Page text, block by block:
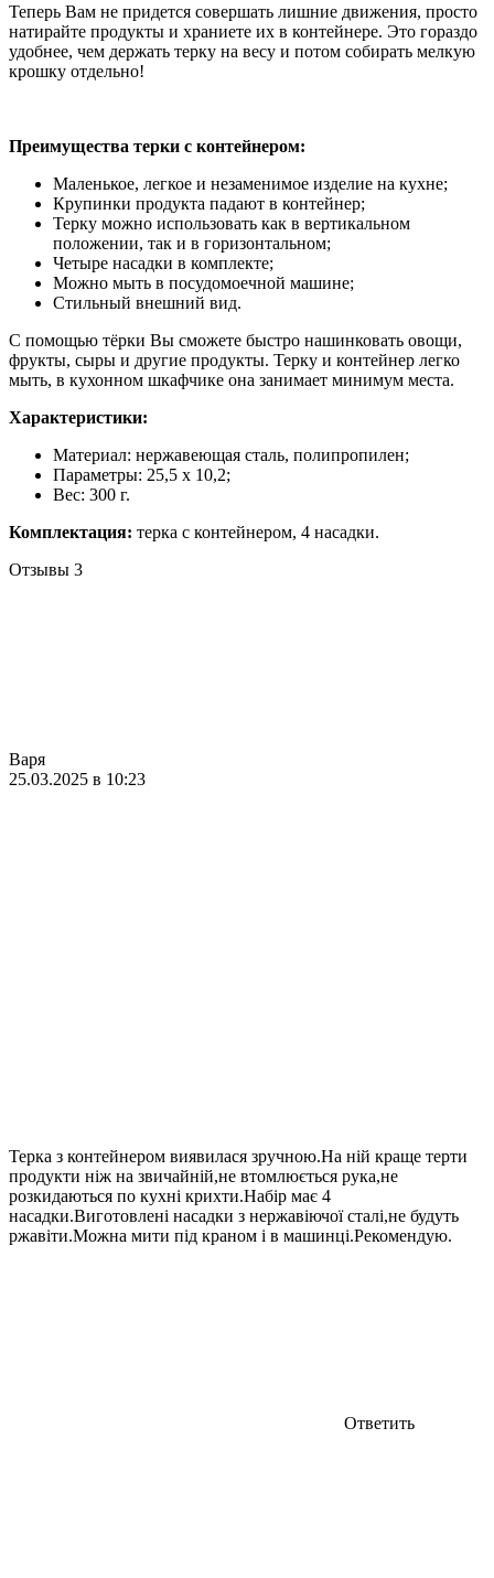
Теперь Вам не придется совершать лишние движения, просто
натирайте продукты и храниете их в контейнере. Это гораздо
удобнее, чем держать терку на весу и потом собирать мелкую
крошку отдельно!
Преимущества терки с контейнером:
Маленькое, легкое и незаменимое изделие на кухне;
Крупинки продукта падают в контейнер;
Терку можно использовать как в вертикальном
положении, так и в горизонтальном;
Четыре насадки в комплекте;
Можно мыть в посудомоечной машине;
Стильный внешний вид.
С помощью тёрки Вы сможете быстро нашинковать овощи,
фрукты, сыры и другие продукты. Терку и контейнер легко
мыть, в кухонном шкафчике она занимает минимум места.
Характеристики:
Материал: нержавеющая сталь, полипропилен;
Параметры: 25,5 x 10,2;
Вес: 300 г.
Комплектация: терка с контейнером, 4 насадки.
Отзывы 3
Варя
25.03.2025 в 10:23
Терка з контейнером виявилася зручною.На ній краще терти
продукти ніж на звичайній,не втомлюється рука,не
розкидаються по кухні крихти.Набір має 4
насадки.Виготовлені насадки з нержавіючої сталі,не будуть
ржавіти.Можна мити під краном і в машинці.Рекомендую.
Ответить